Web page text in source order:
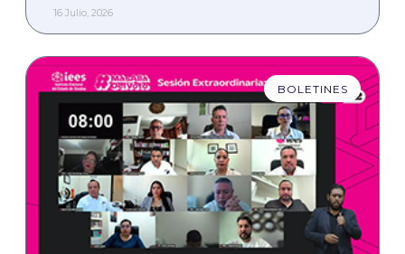
16 Julio, 2026
BOLETINES